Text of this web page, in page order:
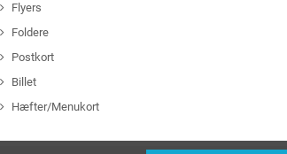
Flyers
Foldere
Postkort
Billet
Hæfter/Menukort